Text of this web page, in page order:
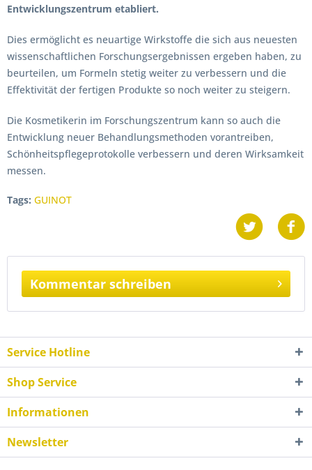
Entwicklungszentrum etabliert.
Dies ermöglicht es neuartige Wirkstoffe die sich aus neuesten
wissenschaftlichen Forschungsergebnissen ergeben haben, zu
beurteilen, um Formeln stetig weiter zu verbessern und die
Effektivität der fertigen Produkte so noch weiter zu steigern.
Die Kosmetikerin im Forschungszentrum kann so auch die
Entwicklung neuer Behandlungsmethoden vorantreiben,
Schönheitspflegeprotokolle verbessern und deren Wirksamkeit
messen.
Tags: GUINOT
Kommentar schreiben
Service Hotline
Shop Service
Informationen
Newsletter